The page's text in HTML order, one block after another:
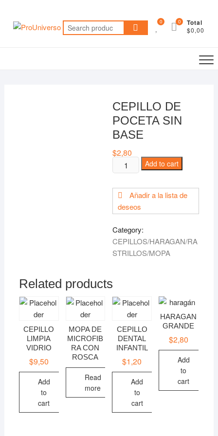
contenido
Search
for:
0 Total
$0,00
0
CEPILLO DE
POCETA SIN
BASE
$2,80
CEPILLO
DE
SIN
BASE
Add to cart
Añadir a la lista de
deseos
Category:
CEPILLOS/HARAGAN/RA
STRILLOS/MOPA
Related products
CEPILLO
LIMPIA
VIDRIO
$9,50
Add
to
cart
MOPA DE
MICROFIB
RA CON
ROSCA
Read
more
CEPILLO
DENTAL
INFANTIL
$1,20
Add
to
cart
HARAGAN
GRANDE
$2,80
Add
to
cart